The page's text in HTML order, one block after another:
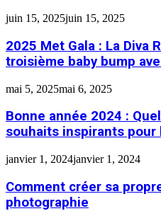
juin 15, 2025juin 15, 2025
2025 Met Gala : La Diva
troisième baby bump
mai 5, 2025mai 6, 2025
Bonne année 2024 :
souhaits inspirants
janvier 1, 2024janvier 1, 2024
Comment créer sa
photographie